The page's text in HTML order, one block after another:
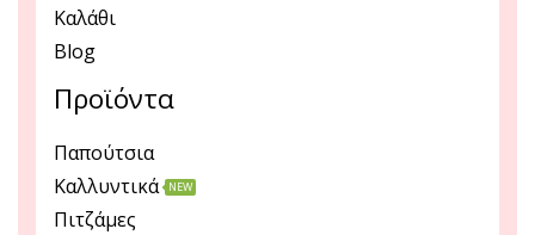
Καλάθι
Blog
Προϊόντα
Παπούτσια
Καλλυντικά
NEW
Πιτζάμες